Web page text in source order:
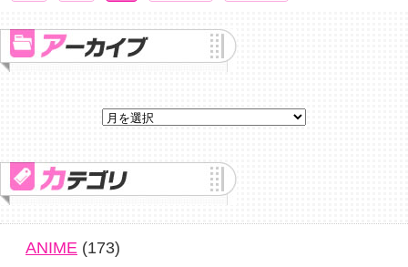
ANIME (173)